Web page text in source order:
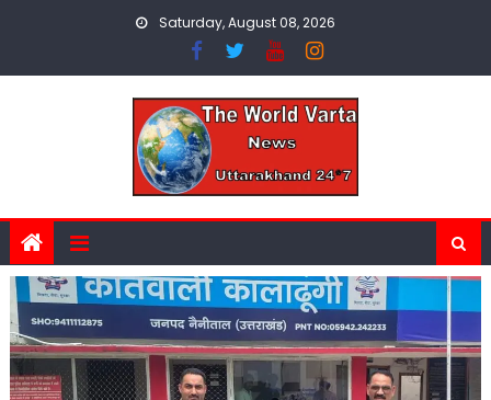
Saturday, August 08, 2026